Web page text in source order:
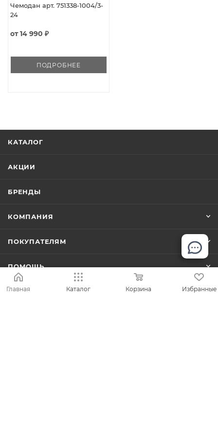
высота без колёс — 54 см.
Чемодан арт. 751338-1004/3-
24
от14 990 ₽
ПОДРОБНЕЕ
КАТАЛОГ
АКЦИИ
БРЕНДЫ
КОМПАНИЯ
ПОКУПАТЕЛЯМ
ПОМОЩЬ
Главная Каталог Корзина Избранные